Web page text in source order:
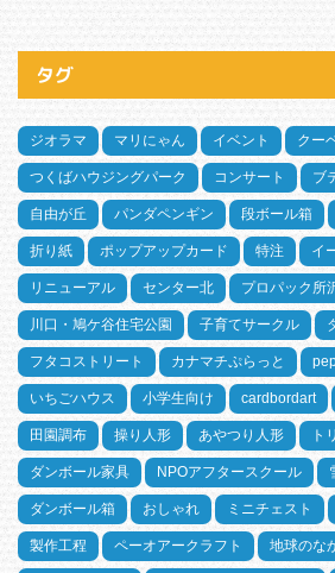
タグ
ジオラマ マリにゃん イベント クー
つくばハウジングパーク コンサート ブ
自由が丘 パンダペンギン 段ボール箱
折り紙 ポップアップカード 特注 イ
リニューアル センター北 プロパック所
川口・鳩ケ谷住宅公園 子育てサークル
フタコストリート カナマチぷらっと
いちごハウス 小学生向け cardbordart
田園調布 操り人形 あやつり人形 ト
ダンボール家具 NPOアフタースクール
ダンボール箱 おしゃれ ミニチェスト
製作工程 ペーオアークラフト 地球のな